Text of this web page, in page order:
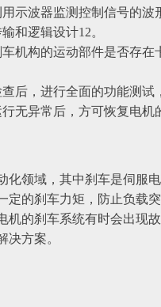
示波器监测控制信号的波
和逻辑设计‌12。
车机构的运动部件是否存
查后，进行全面的功能测
无异常后，方可恢复电机
化领域，其中刹车是伺服
定的刹车力矩，防止负载
机的刹车系统有时会出现
决方案。